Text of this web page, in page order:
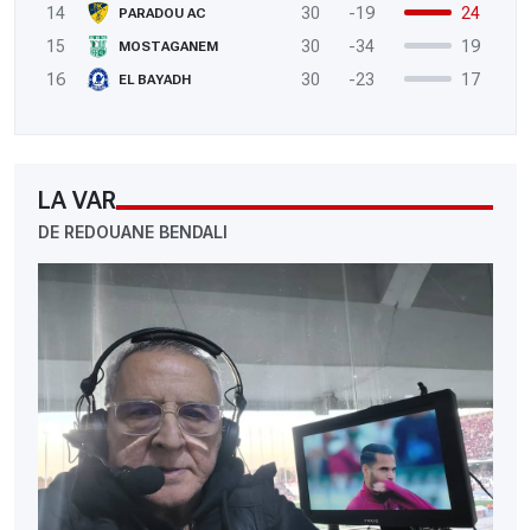
14
PARADOU AC 30 -19
24
15
MOSTAGANEM 30 -34
19
16
EL BAYADH 30 -23 17
LA VAR
DE REDOUANE BENDALI